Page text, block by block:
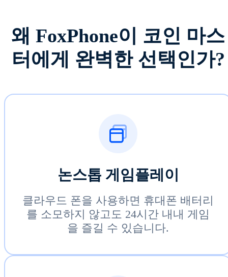
왜 FoxPhone이 코인 마스
터에게 완벽한 선택인가?
논스톱 게임플레이
클라우드 폰을 사용하면 휴대폰 배터리
를 소모하지 않고도 24시간 내내 게임
을 즐길 수 있습니다.